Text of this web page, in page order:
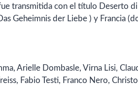
transmitida con el título Deserto
Geheimnis der Liebe ) y Francia
Arielle Dombasle, Virna Lisi,
Fabio Testi, Franco Nero,